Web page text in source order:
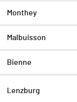
Monthey
Malbuisson
Bienne
Lenzburg